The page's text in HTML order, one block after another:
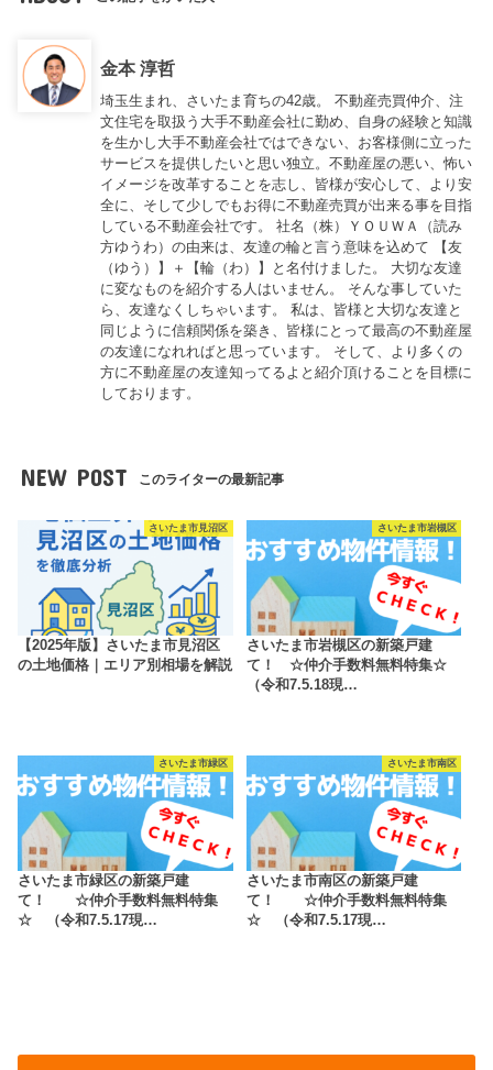
金本 淳哲
埼玉生まれ、さいたま育ちの42歳。 不動産売買仲介、注
文住宅を取扱う大手不動産会社に勤め、自身の経験と知識
を生かし大手不動産会社ではできない、お客様側に立った
サービスを提供したいと思い独立。不動産屋の悪い、怖い
イメージを改革することを志し、皆様が安心して、より安
全に、そして少しでもお得に不動産売買が出来る事を目指
している不動産会社です。 社名（株）ＹＯＵＷＡ（読み
方ゆうわ）の由来は、友達の輪と言う意味を込めて 【友
（ゆう）】＋【輪（わ）】と名付けました。 大切な友達
に変なものを紹介する人はいません。 そんな事していた
ら、友達なくしちゃいます。 私は、皆様と大切な友達と
同じように信頼関係を築き、皆様にとって最高の不動産屋
の友達になれればと思っています。 そして、より多くの
方に不動産屋の友達知ってるよと紹介頂けることを目標に
しております。
NEW POST このライターの最新記事
さいたま市見沼区
【2025年版】さいたま市見沼区
の土地価格｜エリア別相場を解説
さいたま市岩槻区
さいたま市岩槻区の新築戸建
て！ ☆仲介手数料無料特集☆
（令和7.5.18現…
さいたま市緑区
さいたま市緑区の新築戸建
て！ ☆仲介手数料無料特集
☆ （令和7.5.17現…
さいたま市南区
さいたま市南区の新築戸建
て！ ☆仲介手数料無料特集
☆ （令和7.5.17現…